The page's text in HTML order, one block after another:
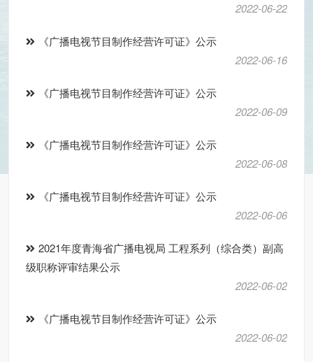
2022-06-22
《广播电视节目制作经营许可证》公示
2022-06-16
《广播电视节目制作经营许可证》公示
2022-06-09
《广播电视节目制作经营许可证》公示
2022-06-08
《广播电视节目制作经营许可证》公示
2022-06-06
2021年度青海省广播电视局 工程系列（综合类）副高
级职称评审结果公示
2022-06-02
《广播电视节目制作经营许可证》公示
2022-06-02